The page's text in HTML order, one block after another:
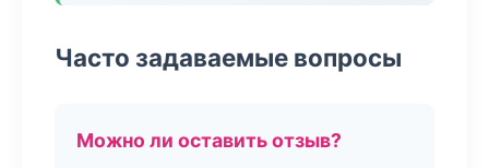
Часто задаваемые вопросы
Можно ли оставить отзыв?